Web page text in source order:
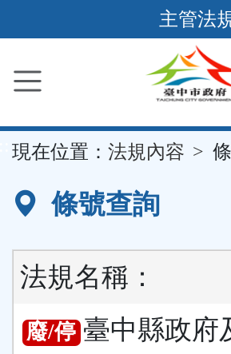
到
要
容
區
主管法
現在位置： 法規內容
條號查詢
法規名稱：
廢/停 臺中縣政府